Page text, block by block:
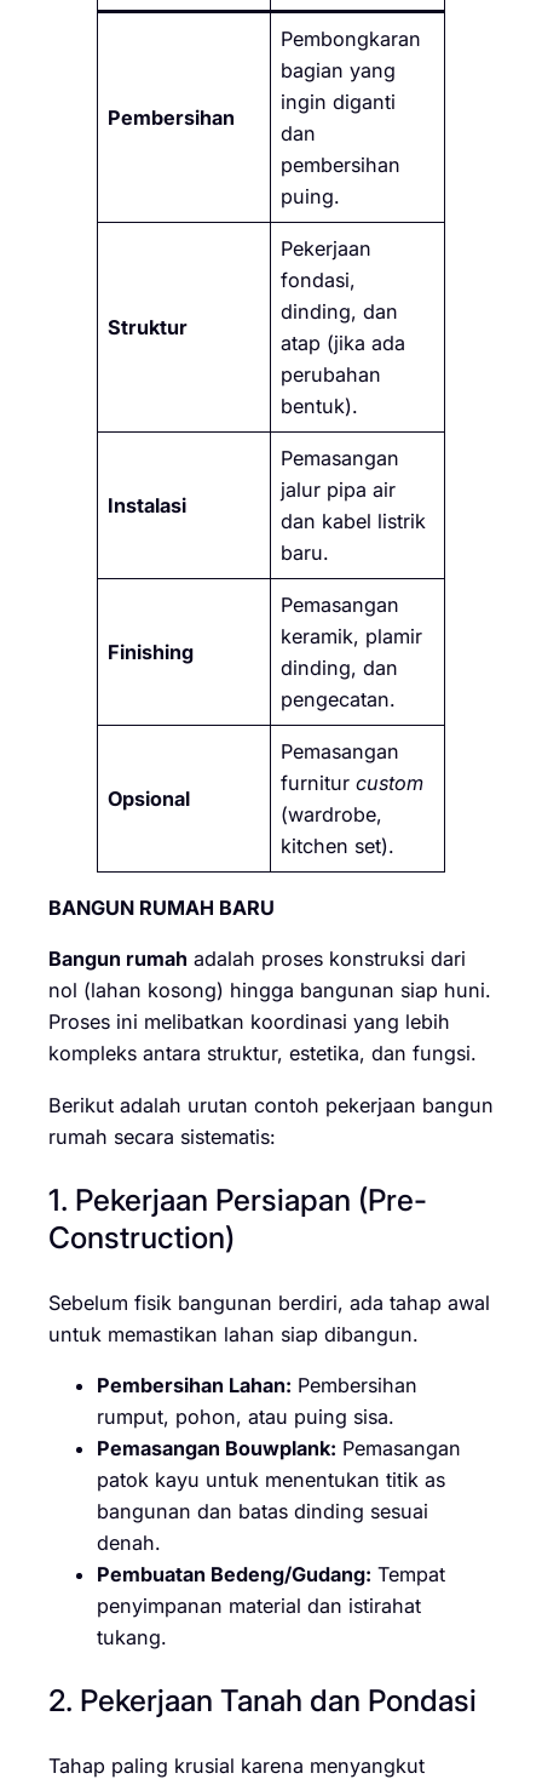
Pembersihan
Pembongkaran
bagian yang
ingin diganti
dan
pembersihan
puing.
Struktur
Pekerjaan
fondasi,
dinding, dan
atap (jika ada
perubahan
bentuk).
Instalasi
Pemasangan
jalur pipa air
dan kabel listrik
baru.
Finishing
Pemasangan
keramik, plamir
dinding, dan
pengecatan.
Opsional
Pemasangan
furniturcustom
(wardrobe,
kitchen set).
BANGUN RUMAH BARU
Bangun rumah adalah proses konstruksi dari
nol (lahan kosong) hingga bangunan siap huni.
Proses ini melibatkan koordinasi yang lebih
kompleks antara struktur, estetika, dan fungsi.
Berikut adalah urutan contoh pekerjaan bangun
rumah secara sistematis:
1. Pekerjaan Persiapan (Pre-
Construction)
Sebelum fisik bangunan berdiri, ada tahap awal
untuk memastikan lahan siap dibangun.
Pembersihan Lahan: Pembersihan
rumput, pohon, atau puing sisa.
Pemasangan Bouwplank: Pemasangan
patok kayu untuk menentukan titik as
bangunan dan batas dinding sesuai
denah.
Pembuatan Bedeng/Gudang: Tempat
penyimpanan material dan istirahat
tukang.
2. Pekerjaan Tanah dan Pondasi
Tahap paling krusial karena menyangkut